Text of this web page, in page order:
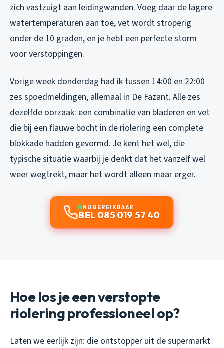
zich vastzuigt aan leidingwanden. Voeg daar de lagere
watertemperaturen aan toe, vet wordt stroperig
onder de 10 graden, en je hebt een perfecte storm
voor verstoppingen.
Vorige week donderdag had ik tussen 14:00 en 22:00
zes spoedmeldingen, allemaal in De Fazant. Alle zes
dezelfde oorzaak: een combinatie van bladeren en vet
die bij een flauwe bocht in de riolering een complete
blokkade hadden gevormd. Je kent het wel, die
typische situatie waarbij je denkt dat het vanzelf wel
weer wegtrekt, maar het wordt alleen maar erger.
NU BEREIKBAAR
BEL 085 019 57 40
Hoe los je een verstopte
riolering professioneel op?
Laten we eerlijk zijn: die ontstopper uit de supermarkt